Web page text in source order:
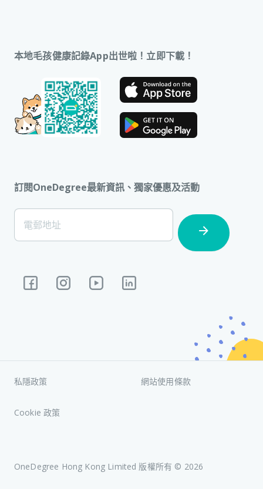
本地毛孩健康記錄App出世啦！立即下載！
訂閱OneDegree最新資訊、獨家優惠及活動
[Footer]
Subscription
電郵地址
OneDegree Hong Kong Limited 版權所有 © 2026
私隱政策 網站使用條款
Cookie 政策